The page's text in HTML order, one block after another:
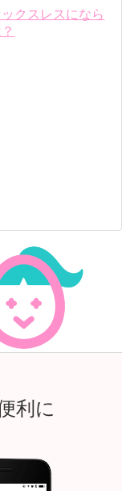
クスレスになら
利に